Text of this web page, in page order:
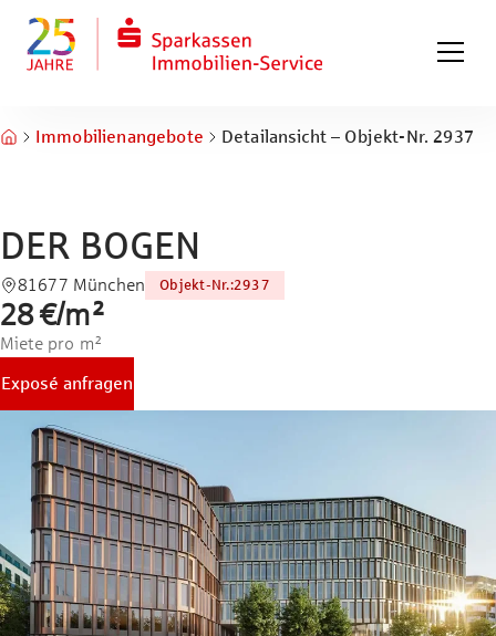
Zum Fuß springen
Immobilienangebote Detailansicht – Objekt-Nr. 2937
DER BOGEN
81677 München Objekt-Nr.:2937
28 €/m²
Miete pro m²
Exposé anfragen